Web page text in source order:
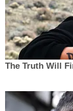
The Truth Will